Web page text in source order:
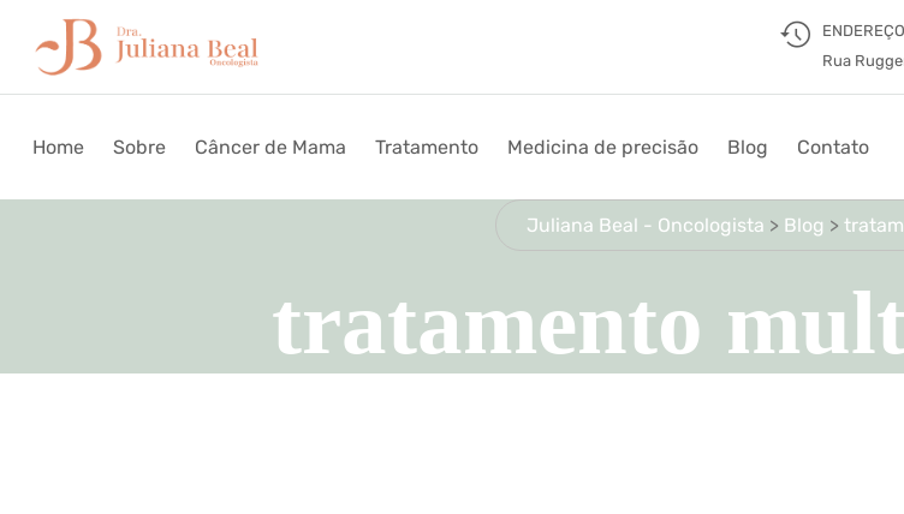
Rua
Home Sobre Câncer de Mama Tratamento Medicina de precisão Blog Contato
Juliana Beal - Oncologista > Blog >
tratamento